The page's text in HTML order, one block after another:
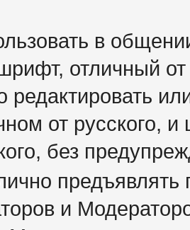
в
отличный
редактировать
от русского,
без
предъявлять
и